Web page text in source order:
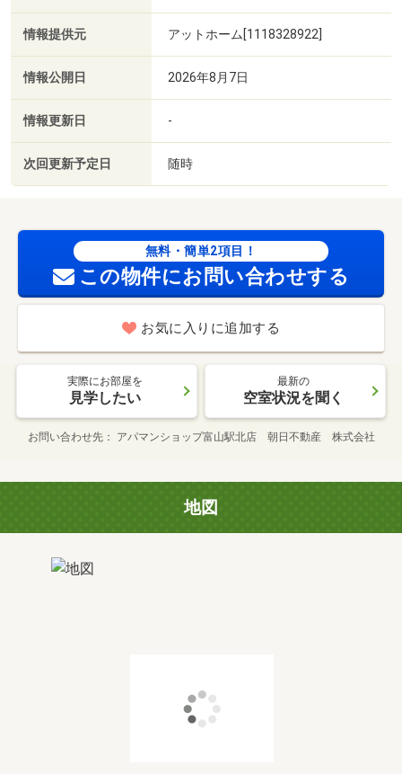
情報提供元 アットホーム[1118328922]
情報公開日 2026年8月7日
情報更新日 -
次回更新予定日 随時
無料・簡単2項目！
この物件にお問い合わせする
お気に入りに追加する
実際にお部屋を
見学したい
最新の
空室状況を聞く
お問い合わせ先 アパマンショップ富山駅北店 朝日不動産 株式会社
地図